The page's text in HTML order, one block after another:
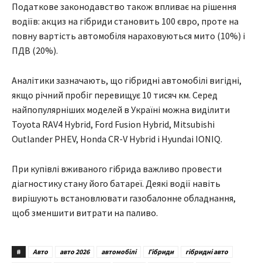
Податкове законодавство також впливає на рішення
водіїв: акциз на гібриди становить 100 євро, проте на
повну вартість автомобіля нараховуються мито (10%) і
ПДВ (20%).
Аналітики зазначають, що гібридні автомобілі вигідні,
якщо річний пробіг перевищує 10 тисяч км. Серед
найпопулярніших моделей в Україні можна виділити
Toyota RAV4 Hybrid, Ford Fusion Hybrid, Mitsubishi
Outlander PHEV, Honda CR-V Hybrid і Hyundai IONIQ.
При купівлі вживаного гібрида важливо провести
діагностику стану його батареї. Деякі водії навіть
вирішують встановлювати газобалонне обладнання,
щоб зменшити витрати на паливо.
# Авто авто 2026 автомобілі Гібриди
гібридні авто